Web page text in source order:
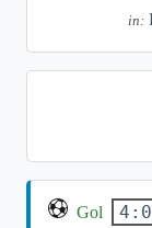
in:
Gol 4:0